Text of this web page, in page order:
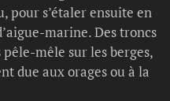
pour s’étaler ensuite en
marine. Des troncs
pêle-mêle sur les berges,
due aux orages ou à la